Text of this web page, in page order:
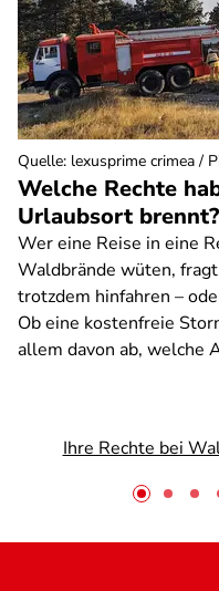
Welche Rechte
Urlaubsort brennt?
Wer eine Reise in eine
Waldbrände wüten,
trotzdem hinfahren –
Ob eine kostenfreie
allem davon ab, welche
Ihre Rechte bei
Quelle: lexusprime crimea /